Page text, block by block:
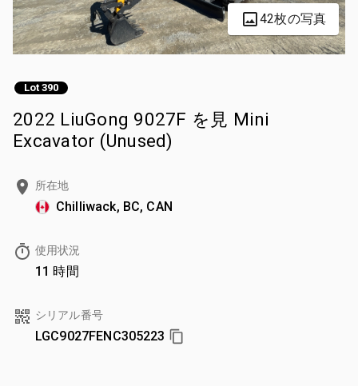
42枚の写真
Lot 390
2022 LiuGong 9027F を見 Mini
Excavator (Unused)
所在地
Chilliwack, BC, CAN
使用状況
11 時間
シリアル番号
LGC9027FENC305223